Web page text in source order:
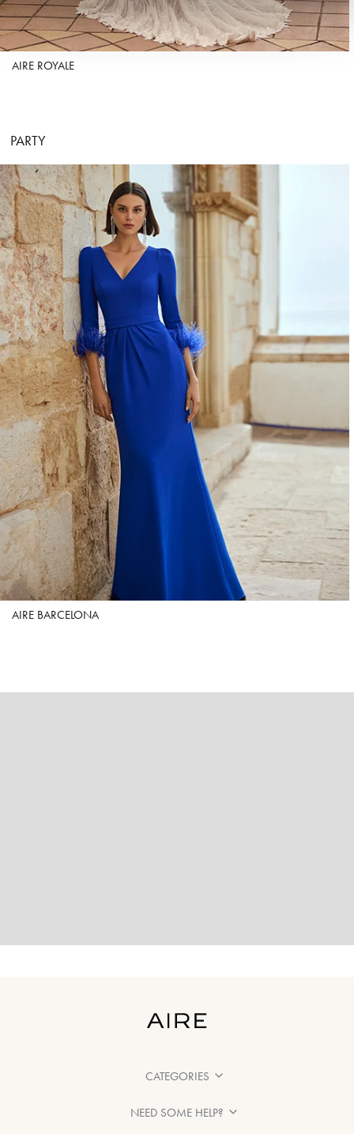
AIRE ROYALE
PARTY
AIRE BARCELONA
CATEGORIES
NEED SOME HELP?